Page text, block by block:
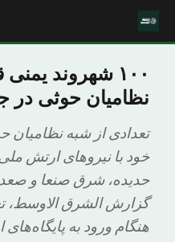
۱۰۰ شهروند
نظامیان حوثی در
تعدادی از شبه نظامیان
خود با نیروهای ارتش
حدیده، شرق صنعا و
گزارش الشرق الاوسط،
هنگام ورود به